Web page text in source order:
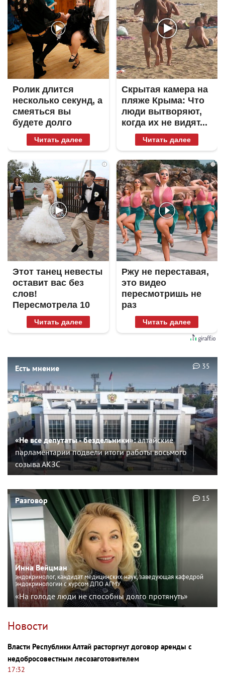
Ролик длится
несколько секунд, а
смеяться вы
будете долго
Читать далее
Скрытая камера на
пляже Крыма: Что
люди вытворяют,
когда их не видят...
Читать далее
i
Этот танец невесты
оставит вас без
слов!
Пересмотрела 10
раз
Читать далее
i
Ржу не переставая,
это видео
пересмотришь не
раз
Читать далее
Есть мнение
«Не все депутаты - бездельники»:алтайские
парламентарии подвели итоги работы восьмого
созыва АКЗС
35
Разговор
Инна Вейцман
эндокринолог, кандидат медицинских наук, заведующая кафедрой
эндокринологии с курсом ДПО АГМУ
«На голоде люди не способны долго протянуть»
15
Новости
Власти Республики Алтай расторгнут договор аренды с
недобросовестным лесозаготовителем
17:32